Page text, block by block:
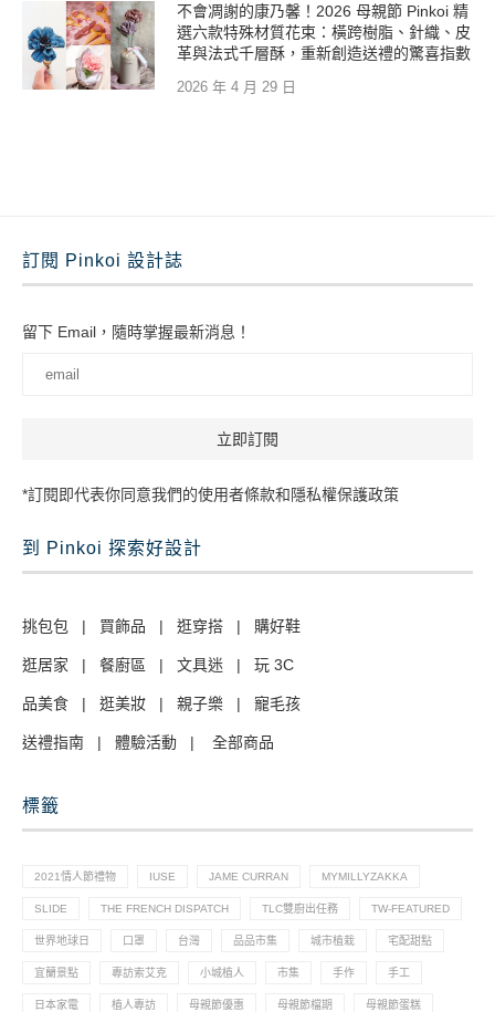
不會凋謝的康乃馨！2026 母親節 Pinkoi 精
選六款特殊材質花束：橫跨樹脂、針織、皮
革與法式千層酥，重新創造送禮的驚喜指數
2026 年 4 月 29 日
訂閱 Pinkoi 設計誌
留下 Email，隨時掌握最新消息！
*訂閱即代表你同意我們的使用者條款和隱私權保護政策
到 Pinkoi 探索好設計
挑包包 | 買飾品 | 逛穿搭 | 購好鞋
逛居家 | 餐廚區 | 文具迷 | 玩 3C
品美食 | 逛美妝 | 親子樂 | 寵毛孩
送禮指南 | 體驗活動 | 全部商品
標籤
2021情人節禮物 IUSE JAME CURRAN MYMILLYZAKKA
SLIDE THE FRENCH DISPATCH TLC雙廚出任務 TW-FEATURED
世界地球日 口罩 台灣 品品市集 城市植栽 宅配甜點
宜蘭景點 專訪索艾克 小城植人 市集 手作 手工
日本家電 植人專訪 母親節優惠 母親節檔期 母親節蛋糕